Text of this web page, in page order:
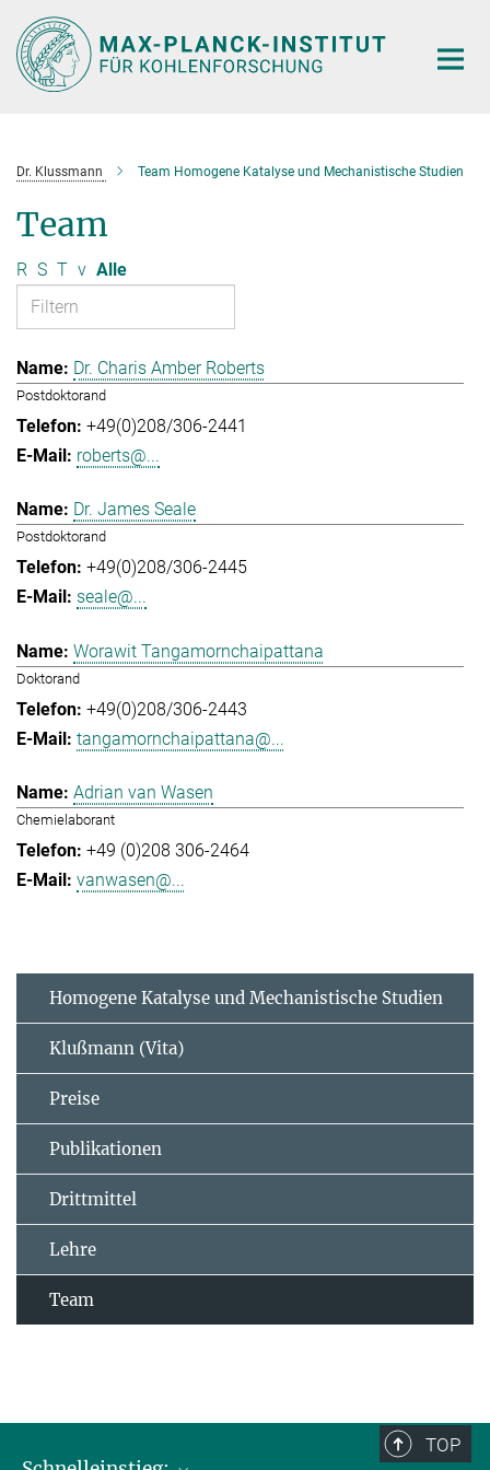
Hauptinhalt
Dr. Klussmann Team Homogene Katalyse und Mechanistische Studien
Team
R S T v Alle
Dr. Charis Amber Roberts
Postdoktorand
+49(0)208/306-2441
roberts@...
Dr. James Seale
Postdoktorand
+49(0)208/306-2445
seale@...
Worawit Tangamornchaipattana
Doktorand
+49(0)208/306-2443
tangamornchaipattana@...
Adrian van Wasen
Chemielaborant
+49 (0)208 306-2464
vanwasen@...
Homogene Katalyse und Mechanistische Studien
Klußmann (Vita)
Preise
Publikationen
Drittmittel
Lehre
Team
TOP